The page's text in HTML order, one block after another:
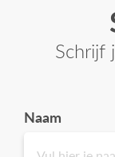
Schrijf
Naam